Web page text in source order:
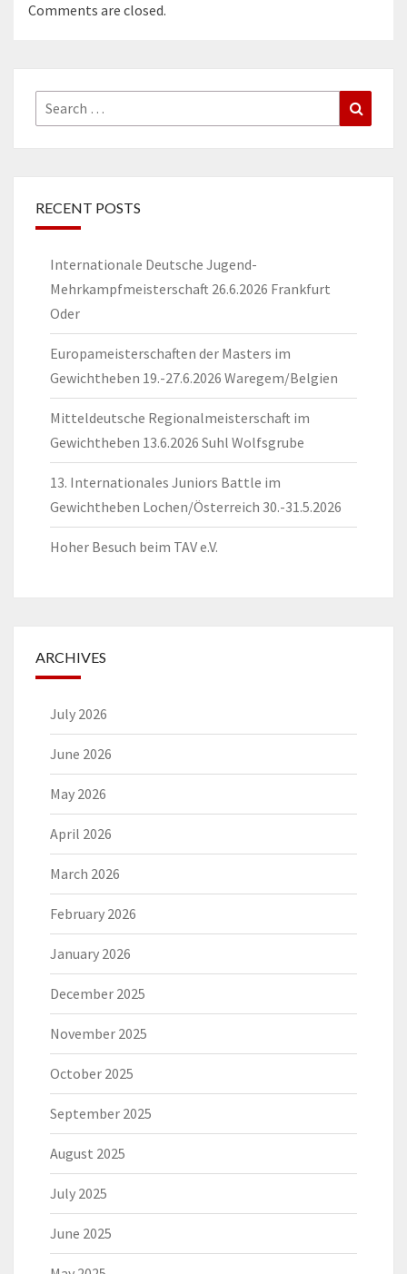
Comments are closed.
Search
for:
RECENT POSTS
Internationale Deutsche Jugend-
Mehrkampfmeisterschaft 26.6.2026 Frankfurt
Oder
Europameisterschaften der Masters im
Gewichtheben 19.-27.6.2026 Waregem/Belgien
Mitteldeutsche Regionalmeisterschaft im
Gewichtheben 13.6.2026 Suhl Wolfsgrube
13. Internationales Juniors Battle im
Gewichtheben Lochen/Österreich 30.-31.5.2026
Hoher Besuch beim TAV e.V.
ARCHIVES
July 2026
June 2026
May 2026
April 2026
March 2026
February 2026
January 2026
December 2025
November 2025
October 2025
September 2025
August 2025
July 2025
June 2025